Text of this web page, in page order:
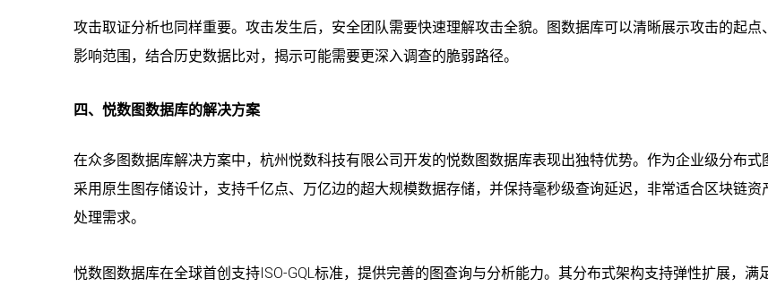
攻击取证分析也同样重要。攻击发生后，安全团队需要快速理解攻击全貌。图数据库可以清晰展示攻击的起点
影响范围，结合历史数据比对，揭示可能需要更深入调查的脆弱路径。
四、悦数图数据库的解决方案
在众多图数据库解决方案中，杭州悦数科技有限公司开发的悦数图数据库表现出独特优势。作为企业级分布式
采用原生图存储设计，支持千亿点、万亿边的超大规模数据存储，并保持毫秒级查询延迟，非常适合区块链资
处理需求。
悦数图数据库在全球首创支持ISO-GQL标准，提供完善的图查询与分析能力。其分布式架构支持弹性扩展，满